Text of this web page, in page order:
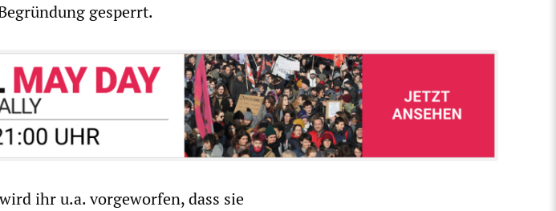
gesperrt.
ihr u.a. vorgeworfen, dass sie